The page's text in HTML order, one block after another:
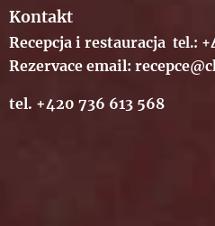
Kontakt
Recepcja i restauracja tel.:
Rezervace email:
tel. +420 736 613 568